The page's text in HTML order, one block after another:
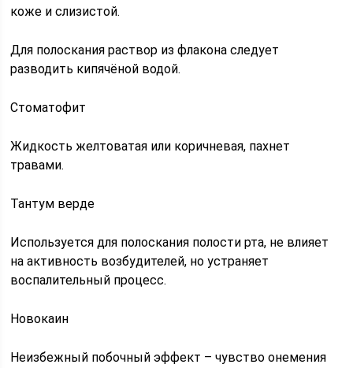
коже и слизистой.
Для полоскания раствор из флакона следует
разводить кипячёной водой.
Стоматофит
Жидкость желтоватая или коричневая, пахнет
травами.
Тантум верде
Используется для полоскания полости рта, не влияет
на активность возбудителей, но устраняет
воспалительный процесс.
Новокаин
Неизбежный побочный эффект – чувство онемения